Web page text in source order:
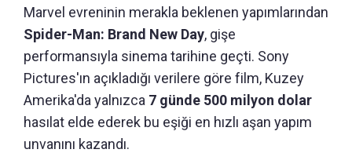
Marvel evreninin merakla beklenen yapımlarından
Spider-Man: Brand New Day, gişe
performansıyla sinema tarihine geçti. Sony
Pictures'ın açıkladığı verilere göre film, Kuzey
Amerika'da yalnızca 7 günde 500 milyon dolar
hasılat elde ederek bu eşiği en hızlı aşan yapım
unvanını kazandı.